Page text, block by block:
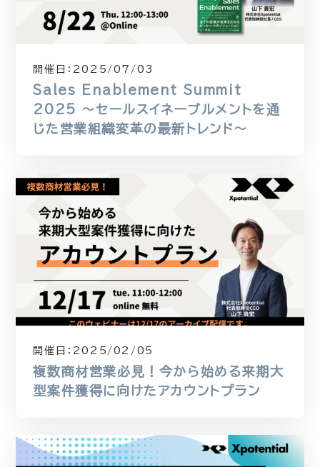
開催日： 2025/07/03
Sales Enablement Summit
2025 〜セールスイネーブルメントを通
じた営業組織変革の最新トレンド〜
開催日： 2025/02/05
複数商材営業必見！今から始める来期大
型案件獲得に向けたアカウントプラン